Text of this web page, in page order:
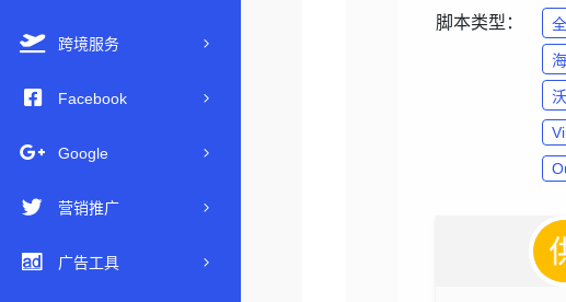
跨境服务
Facebook
Google
营销推广
广告工具
脚本类型：